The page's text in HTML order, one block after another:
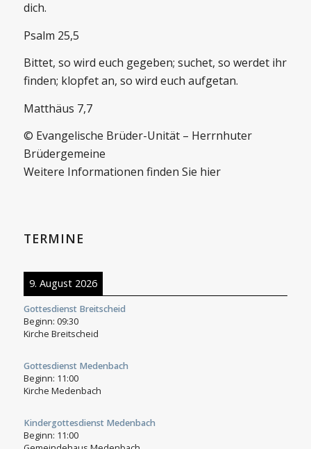
dich.
Psalm 25,5
Bittet, so wird euch gegeben; suchet, so werdet ihr
finden; klopfet an, so wird euch aufgetan.
Matthäus 7,7
© Evangelische Brüder-Unität – Herrnhuter
Brüdergemeine
Weitere Informationen finden Sie hier
TERMINE
9. August 2026
Gottesdienst Breitscheid
Beginn: 09:30
Kirche Breitscheid
Gottesdienst Medenbach
Beginn: 11:00
Kirche Medenbach
Kindergottesdienst Medenbach
Beginn: 11:00